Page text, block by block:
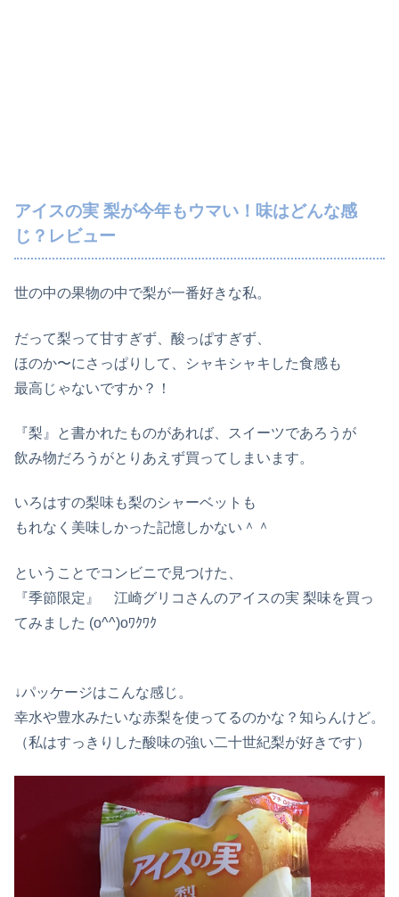
アイスの実 梨が今年もウマい！味はどんな感
じ？レビュー
世の中の果物の中で梨が一番好きな私。
だって梨って甘すぎず、酸っぱすぎず、
ほのか〜にさっぱりして、シャキシャキした食感も
最高じゃないですか？！
『梨』と書かれたものがあれば、スイーツであろうが
飲み物だろうがとりあえず買ってしまいます。
いろはすの梨味も梨のシャーベットも
もれなく美味しかった記憶しかない＾＾
ということでコンビニで見つけた、
『季節限定』 江崎グリコさんのアイスの実 梨味を買っ
てみました (o^^)oﾜｸﾜｸ
↓パッケージはこんな感じ。
幸水や豊水みたいな赤梨を使ってるのかな？知らんけど。
（私はすっきりした酸味の強い二十世紀梨が好きです）